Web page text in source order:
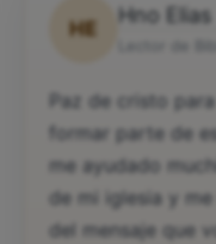
HE
Hno Elias
Paz de cristo
formar parte de
me ayudado
de mi iglesia y
del mensaje que